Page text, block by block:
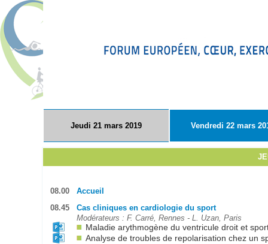
Jeudi 21 mars 2019 Vendredi 22 mars
08.00
Accueil
08.45
Cas cliniques en cardiologie du sport
Modérateurs : F. Carré, Rennes - L. Uzan, Paris
Maladie arythmogène du ventricule droit et
Analyse de troubles de repolarisation chez un